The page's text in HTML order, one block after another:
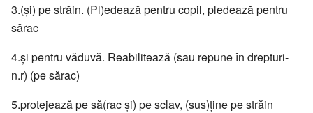
3.(şi) pe străin. (Pl)edează pentru copil, pledează pentru
sărac
4.şi pentru văduvă. Reabilitează (sau repune în drepturi-
n.r) (pe sărac)
5.protejează pe să(rac şi) pe sclav, (sus)ţine pe străin